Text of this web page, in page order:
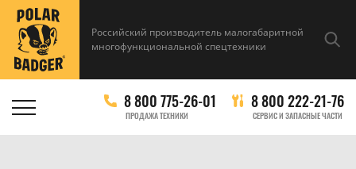
Российский производитель малогабаритной
многофункциональной спецтехники
8 800 775-26-01
ПРОДАЖА ТЕХНИКИ
8 800 222-21-76
СЕРВИС И ЗАПАСНЫЕ ЧАСТИ